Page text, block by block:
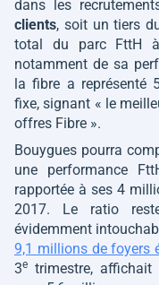
dans les
clients, soit un tiers
total du parc FttH à
notamment de sa
la fibre a représenté
fixe, signant « le
offres Fibre ».
Bouygues pourra
une performance
rapportée à ses 4
2017. Le ratio
évidemment
9,1 millions de foyers
3e trimestre,